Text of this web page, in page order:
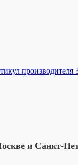
производителя
и Санкт-